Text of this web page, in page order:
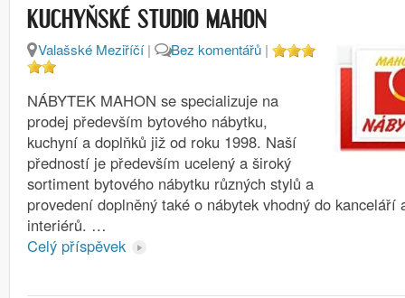
KUCHYŇSKÉ STUDIO MAHON
Valašské Meziříčí| Bez komentářů |
NÁBYTEK MAHON se specializuje na
prodej především bytového nábytku,
kuchyní a doplňků již od roku 1998. Naší
předností je především ucelený a široký
sortiment bytového nábytku různých stylů a
provedení doplněný také o nábytek vhodný do kanceláří
interiérů. …
Celý příspěvek